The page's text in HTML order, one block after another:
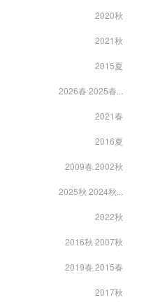
2020秋
2021秋
2015夏
2026春 2025春...
2021春
2016夏
2009春 2002秋
2025秋 2024秋...
2022秋
2016秋 2007秋
2019春 2015春
2017秋